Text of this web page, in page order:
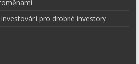
pro drobné investory